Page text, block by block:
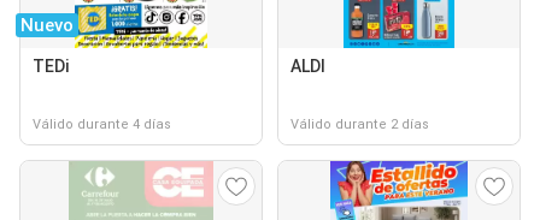
Nuevo
TEDi
Válido durante 4 días
ALDI
Válido durante 2 días